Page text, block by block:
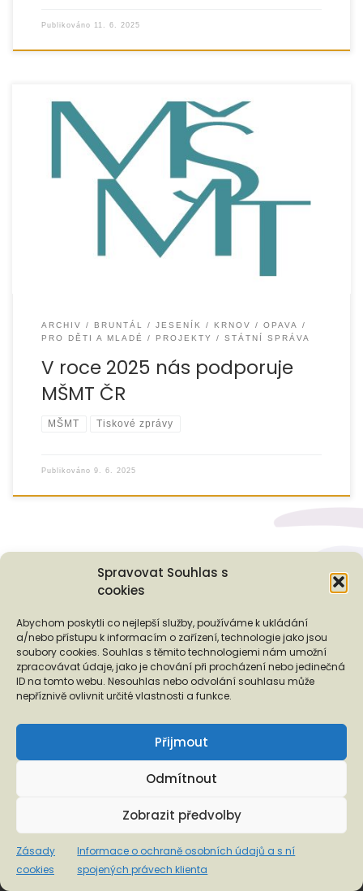
Spravovat Souhlas s
cookies
Abychom poskytli co nejlepší služby, používáme k ukládání
a/nebo přístupu k informacím o zařízení, technologie jako jsou
soubory cookies. Souhlas s těmito technologiemi nám umožní
zpracovávat údaje, jako je chování při procházení nebo jedinečná
ID na tomto webu. Nesouhlas nebo odvolání souhlasu může
nepříznivě ovlivnit určité vlastnosti a funkce.
Přijmout
Odmítnout
Zobrazit předvolby
Zásady
cookies
Informace o ochraně osobních údajů a s ní
spojených právech klienta
Publikováno 11. 6. 2025
Organizace EUROTOPIA.CZ, o.p.s. získala v roce 2025
finanční podporu z Ministerstva školství, mládeže
a tělovýchovy ČR na realizaci tří projektů zaměřených na
ARCHIV BRUNTÁL JESENÍK KRNOV
OPAVA
PRO DĚTI A MLADÉ
PROJEKTY STÁTNÍ SPRÁVA
V roce 2025 nás podporuje
MŠMT ČR
MŠMT Tiskové zprávy
Publikováno 9. 6. 2025
1 2 … 4
OLDER POSTS
Podporují nás...
❬ ❭